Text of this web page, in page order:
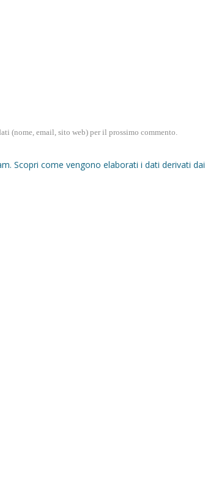
(nome, email, sito web) per il prossimo commento.
Scopri come vengono elaborati i dati derivati dai